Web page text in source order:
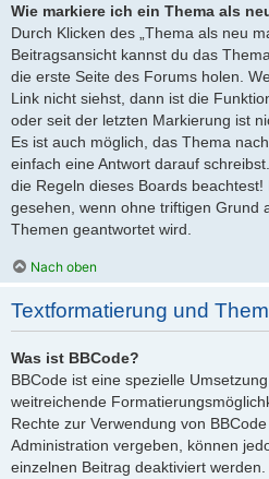
Wie markiere ich ein Thema als
Durch Klicken des „Thema als neu
Beitragsansicht kannst du das
die erste Seite des Forums holen.
Link nicht siehst, dann ist die
oder seit der letzten Markierung ist
Es ist auch möglich, das Thema
einfach eine Antwort darauf
die Regeln dieses Boards
gesehen, wenn ohne triftigen Grund
Themen geantwortet wird.
Nach oben
Textformatierung und
Was ist BBCode?
BBCode ist eine spezielle
weitreichende
Rechte zur Verwendung von
Administration vergeben, können
einzelnen Beitrag deaktiviert